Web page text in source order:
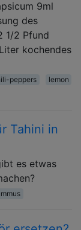
9ml
des
1/2 Pfund
kochendes
peppers
lemon
Tahini in
es etwas